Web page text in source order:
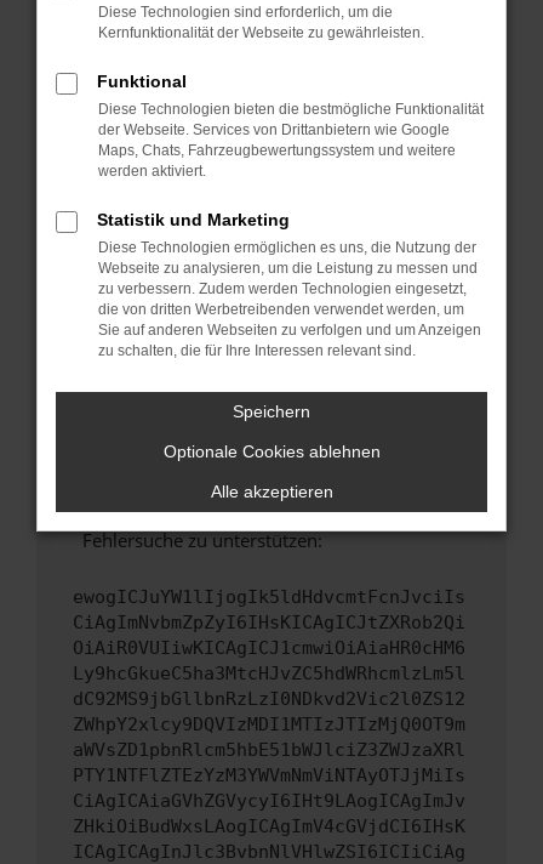
können das Laden bestimmter Seiten
verhindern. Funktioniert die Seite in einem
Fenster?
Starte dein Gerät neu.
Das kann manchmal helfen, vorübergehende
Probleme zu beheben.
Stelle sicher, dass dein Browser und dein
Betriebssystem auf dem neuesten Stand
sind.
Veraltete Software birgt nicht nur ein
Sicherheitsrisiko, sondern kann auch dazu
führen, dass bestimmte Funktionen nicht mehr
Wende dich an den Webseitenbetreiber.
hast, kontaktiere uns bitte. Wir werden
versuchen, das Problem zu beheben. Du kannst
uns diesen Text schicken, um uns bei der
Fehlersuche zu unterstützen:
ewogICJuYW1lIjogIk5ldHdvcmtFcnJvciIs
CiAgImNvbmZpZyI6IHsKICAgICJtZXRob2Qi
OiAiR0VUIiwKICAgICJ1cmwiOiAiaHR0cHM6
Ly9hcGkueC5ha3MtcHJvZC5hdWRhcmlzLm5l
dC92MS9jbGllbnRzLzI0NDkvd2Vic2l0ZS12
ZWhpY2xlcy9DQVIzMDI1MTIzJTIzMjQ0OT9m
aWVsZD1pbnRlcm5hbE51bWJlciZ3ZWJzaXRl
PTY1NTFlZTEzYzM3YWVmNmViNTAyOTJjMiIs
CiAgICAiaGVhZGVycyI6IHt9LAogICAgImJv
ZHkiOiBudWxsLAogICAgImV4cGVjdCI6IHsK
ICAgICAgInJlc3BvbnNlVHlwZSI6ICIiCiAg
Diese Technologien sind erforderlich, um die
Kernfunktionalität der Webseite zu gewährleisten.
Funktional
Diese Technologien bieten die bestmögliche Funktionalität
der Webseite. Services von Drittanbietern wie Google
Maps, Chats, Fahrzeugbewertungssystem und weitere
werden aktiviert.
Statistik und Marketing
Diese Technologien ermöglichen es uns, die Nutzung der
Webseite zu analysieren, um die Leistung zu messen und
zu verbessern. Zudem werden Technologien eingesetzt,
die von dritten Werbetreibenden verwendet werden, um
Sie auf anderen Webseiten zu verfolgen und um Anzeigen
zu schalten, die für Ihre Interessen relevant sind.
Speichern
Optionale Cookies ablehnen
Alle akzeptieren